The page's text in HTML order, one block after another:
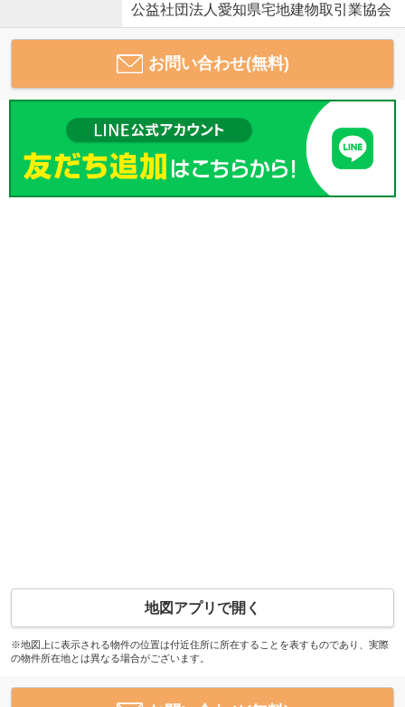
公益社団法人愛知県宅地建物取引業協会
お問い合わせ(無料)
地図アプリで開く
※地図上に表示される物件の位置は付近住所に所在することを表すものであり、実際
の物件所在地とは異なる場合がございます。